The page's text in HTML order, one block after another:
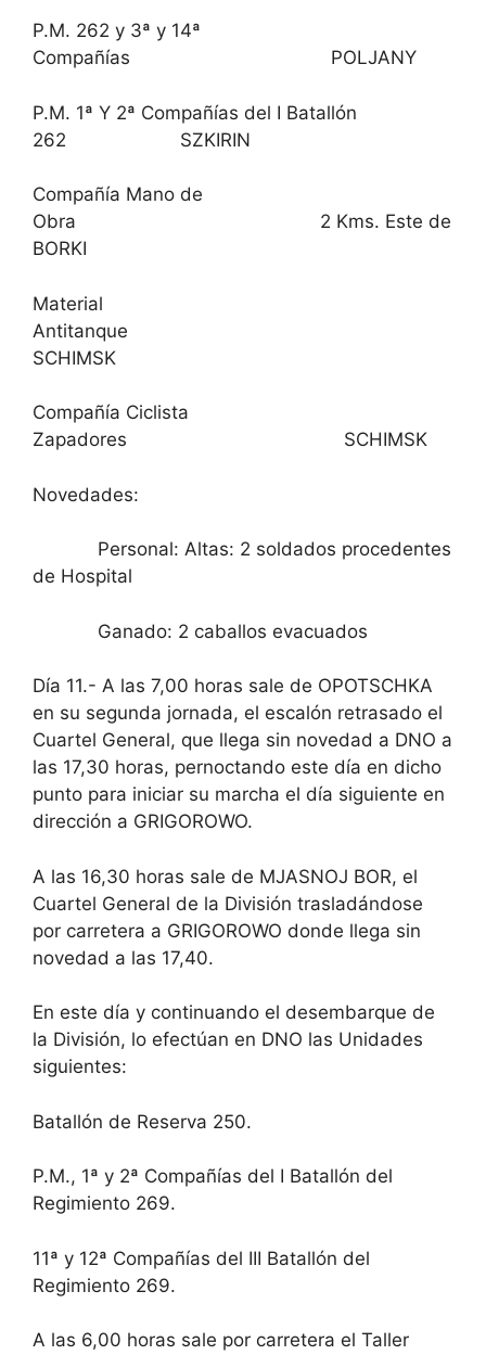
P.M. 262 y 3ª y 14ª
Compañías POLJANY
P.M. 1ª Y 2ª Compañías del I Batallón
262 SZKIRIN
Compañía Mano de
Obra 2 Kms. Este de
BORKI
Material
Antitanque
SCHIMSK
Compañía Ciclista
Zapadores SCHIMSK
Novedades:
Personal: Altas: 2 soldados procedentes
de Hospital
Ganado: 2 caballos evacuados
Día 11.- A las 7,00 horas sale de OPOTSCHKA
en su segunda jornada, el escalón retrasado el
Cuartel General, que llega sin novedad a DNO a
las 17,30 horas, pernoctando este día en dicho
punto para iniciar su marcha el día siguiente en
dirección a GRIGOROWO.
A las 16,30 horas sale de MJASNOJ BOR, el
Cuartel General de la División trasladándose
por carretera a GRIGOROWO donde llega sin
novedad a las 17,40.
En este día y continuando el desembarque de
la División, lo efectúan en DNO las Unidades
siguientes:
Batallón de Reserva 250.
P.M., 1ª y 2ª Compañías del I Batallón del
Regimiento 269.
11ª y 12ª Compañías del III Batallón del
Regimiento 269.
A las 6,00 horas sale por carretera el Taller